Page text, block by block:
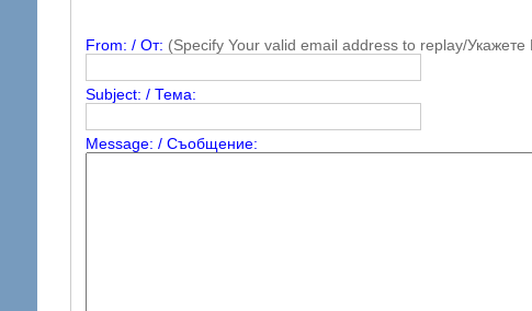
From: / От: (Specify Your valid email address to replay/
Subject: / Тема:
Message: / Съобщение: